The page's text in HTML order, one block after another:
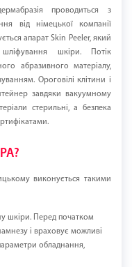
проводиться з
від німецької компанії
апарат Skin Peeler, який
шкіри. Потік
абразивного матеріалу,
Ороговілі клітини і
завдяки вакуумному
стерильні, а безпека
виконується такими
шкіри. Перед початком
і враховує можливі
обладнання,